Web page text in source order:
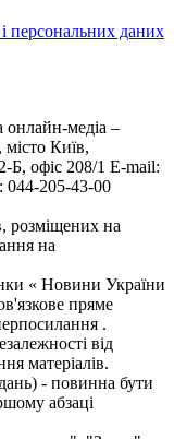
персональних даних
онлайн-медіа –
Київ,
офіс 208/1 E-mail:
044-205-43-00
розміщених на
на
« Новини України
пряме
.
від
матеріалів.
- повинна бути
абзаці